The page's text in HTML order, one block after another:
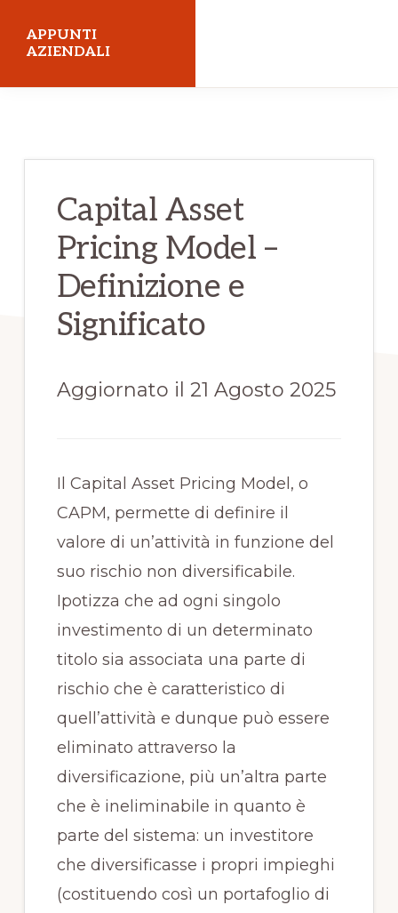
APPUNTI
AZIENDALI
Capital Asset
Pricing Model –
Definizione e
Significato
Aggiornato il 21 Agosto 2025
Il Capital Asset Pricing Model, o
CAPM, permette di definire il
valore di un’attività in funzione del
suo rischio non diversificabile.
Ipotizza che ad ogni singolo
investimento di un determinato
titolo sia associata una parte di
rischio che è caratteristico di
quell’attività e dunque può essere
eliminato attraverso la
diversificazione, più un’altra parte
che è ineliminabile in quanto è
parte del sistema: un investitore
che diversificasse i propri impieghi
(costituendo così un portafoglio di